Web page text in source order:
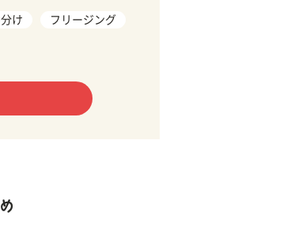
け フリージング